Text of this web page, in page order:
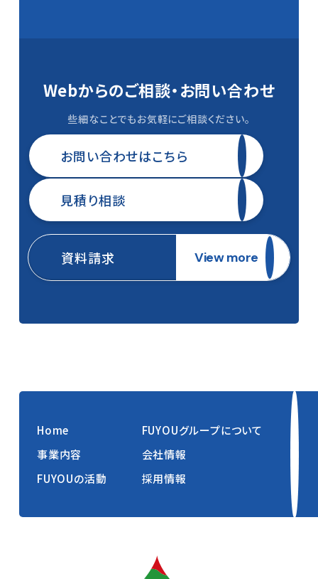
Webからのご相談・お問い合わせ
些細なことでもお気軽にご相談ください。
お問い合わせはこちら
見積り相談
資料請求 View more
Home
FUYOUグループについて
事業内容
会社情報
FUYOUの活動
採用情報